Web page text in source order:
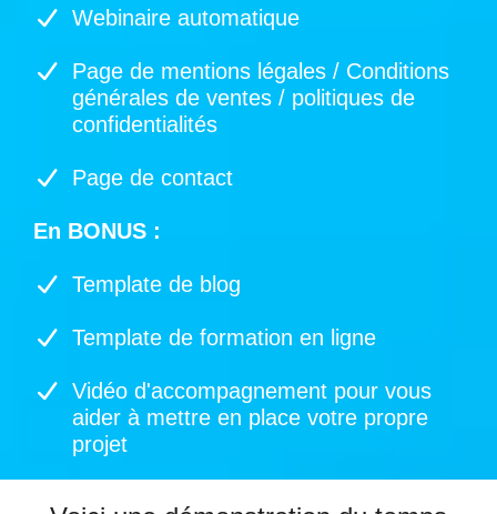
Webinaire automatique
Page de mentions légales / Conditions
générales de ventes / politiques de
confidentialités
Page de contact
En BONUS :
Template de blog
Template de formation en ligne
Vidéo d'accompagnement pour vous
aider à mettre en place votre propre
projet